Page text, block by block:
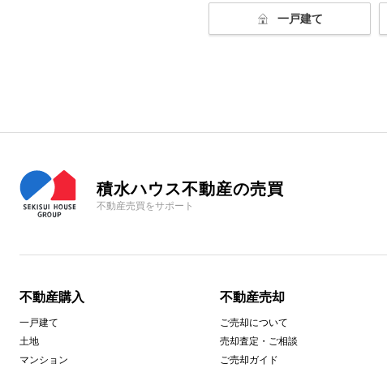
一戸建て
積水ハウス不動産の売買
不動産売買をサポート
不動産購入
一戸建て
土地
マンション
不動産売却
ご売却について
売却査定・ご相談
ご売却ガイド